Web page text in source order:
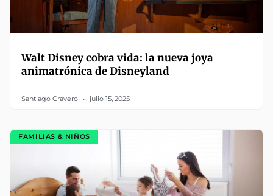
Walt Disney cobra vida: la nueva joya
animatrónica de Disneyland
Santiago Cravero julio 15, 2025
FAMILIAS & NIÑOS